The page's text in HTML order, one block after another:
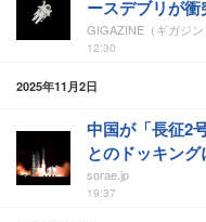
ースデブリが衝
GIGAZINE（ギガジン
12:30
2025年11月2日
中国が「長征2
とのドッキン
sorae.jp
19:37